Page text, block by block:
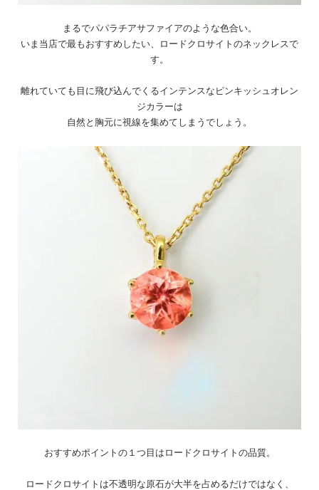
まるでパパラチアサファイアのような色合い。
いま当店で最もおすすめしたい、ロードクロサイトのネックレスで
す。
離れていても目に飛び込んでくるインテンスなピンキッシュオレン
ジカラーは
自然と胸元に視線を集めてしまうでしょう。
おすすめポイントの１つ目はロードクロサイトの品質。
ロードクロサイトは不透明な原石が大半を占めるだけではなく、